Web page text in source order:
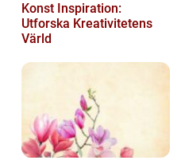
Konst Inspiration:
Utforska Kreativitetens
Värld